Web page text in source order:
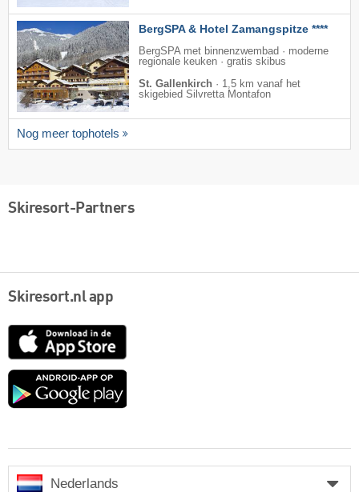
BergSPA & Hotel Zamangspitze ****
BergSPA met binnenzwembad · moderne
regionale keuken · gratis skibus
St. Gallenkirch · 1,5 km vanaf het
skigebied Silvretta Montafon
Nog meer tophotels
Skiresort-Partners
Skiresort.nl app
App
Google
Nederlands